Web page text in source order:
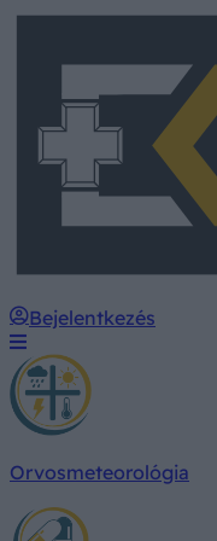
Bejelentkezés
Orvosmeteorológia